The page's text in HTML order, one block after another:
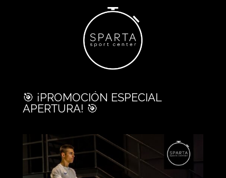
🎯 ¡PROMOCIÓN ESPECIAL
APERTURA! 🎯